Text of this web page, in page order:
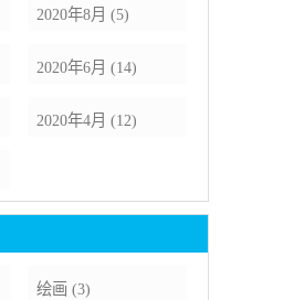
2020年8月 (5)
2020年6月 (14)
2020年4月 (12)
绘画 (3)